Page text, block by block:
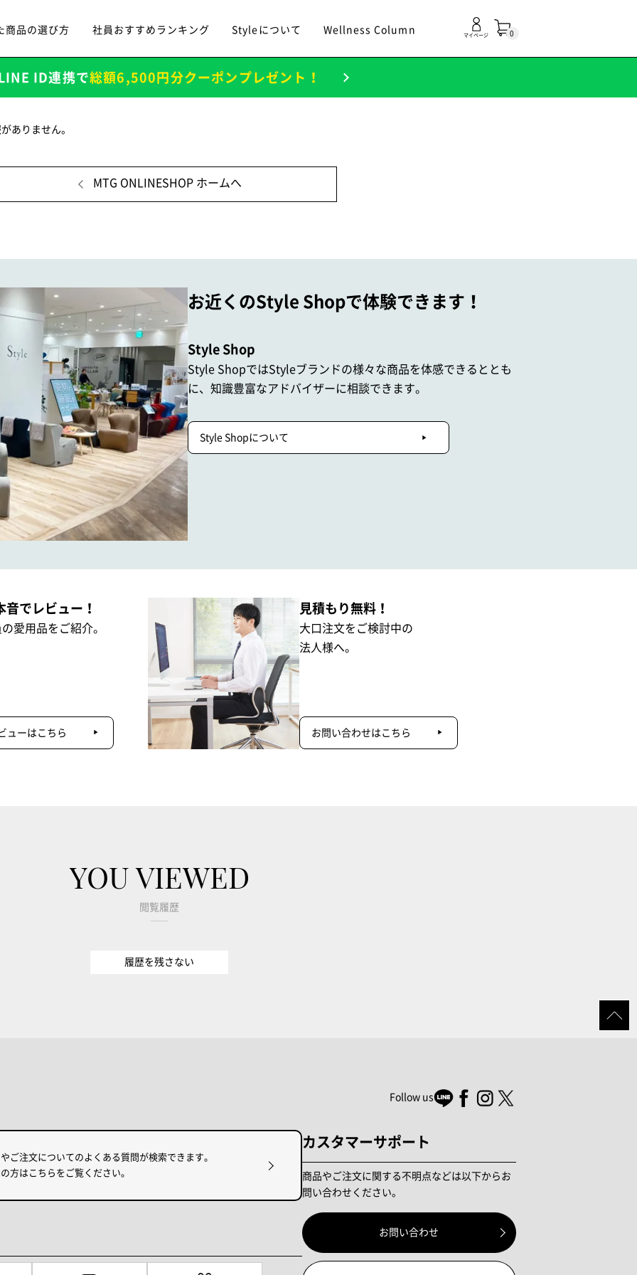
商品の選び方 社員おすすめランキング Styleについて Wellness Column 0
マイページ
ID連携で総額6,500円分クーポンプレゼント！
ありません。
MTG ONLINESHOP ホームへ
お近くのStyle Shopで体験できます！
Style Shop
Style ShopではStyleブランドの様々な商品を体感できるととも
に、 知識豊富なアドバイザーに相談できます。
Style Shopについて
音でレビュー！
愛用品をご紹介。
ューはこちら
見積もり無料！
大口注文をご検討中の
法人様へ。
お問い合わせはこちら
YOU VIEWED
閲覧履歴
履歴を残さない
Follow us
ご注文についてのよくある質問が検索できます。
方はこちらをご覧ください。
カスタマーサポート
商品やご注文に関する不明点などは以下からお
問い合わせください。
お問い合わせ